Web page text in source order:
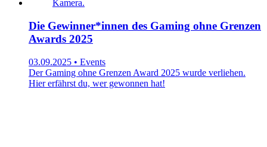
Die Gewinner*innen des Gaming ohne Grenzen
Awards 2025
03.09.2025 • Events
Der Gaming ohne Grenzen Award 2025 wurde verliehen.
Hier erfährst du, wer gewonnen hat!